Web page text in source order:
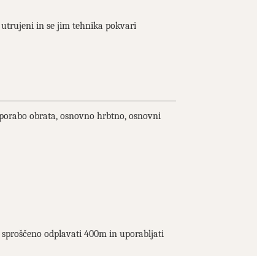
utrujeni in se jim tehnika pokvari
obrata, osnovno hrbtno, osnovni
odplavati 400m in uporabljati